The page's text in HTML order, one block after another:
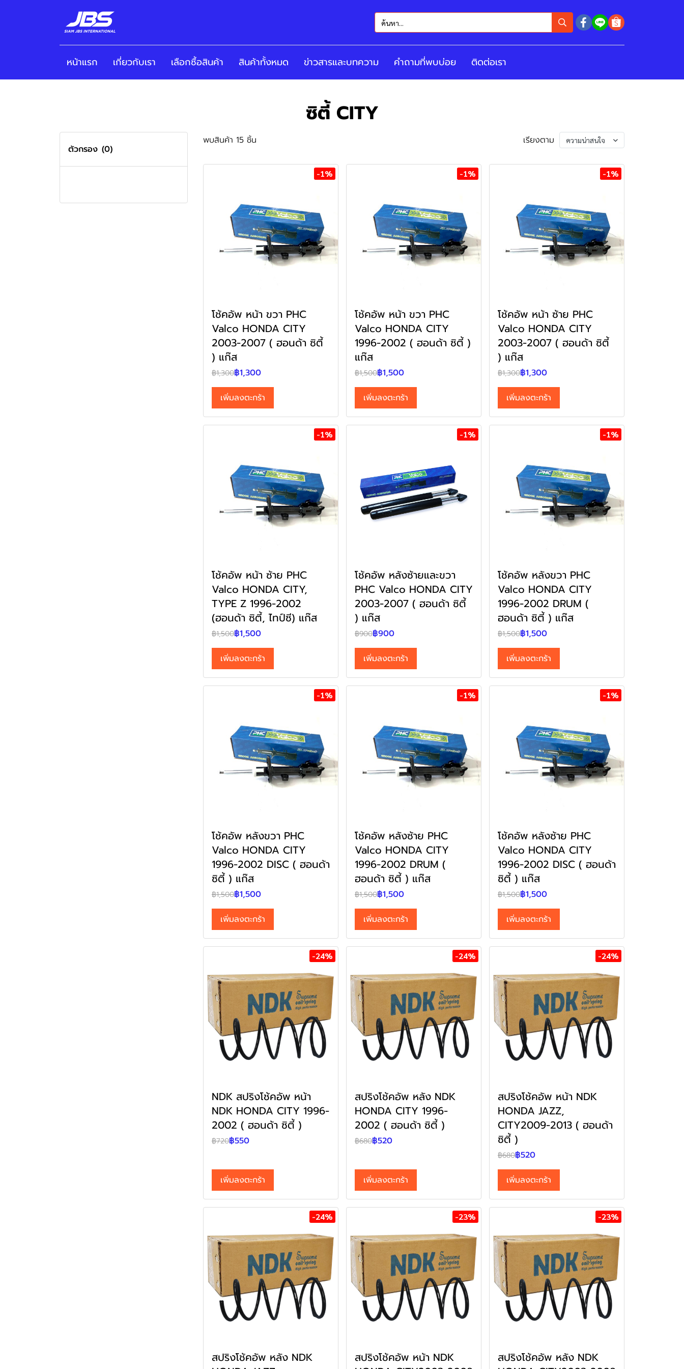
หน้าแรก เกี่ยวกับเรา เลือกซื้อสินค้า สินค้าทั้งหมด ข่าวสารและบทความ คำถามที่พบบ่อย ติดต่อเรา
ซิตี้ CITY
ตัวกรอง (0)
พบสินค้า 15 ชิ้น เรียงตาม ความน่าสนใจ
-1%
โช้คอัพ หน้า ขวา PHC
Valco HONDA CITY
2003-2007 ( ฮอนด้า ซิตี้
) แก๊ส
฿1,300฿1,300
เพิ่มลงตะกร้า
-1%
โช้คอัพ หน้า ขวา PHC
Valco HONDA CITY
1996-2002 ( ฮอนด้า ซิตี้ )
แก๊ส
฿1,500฿1,500
เพิ่มลงตะกร้า
-1%
โช้คอัพ หน้า ซ้าย PHC
Valco HONDA CITY
2003-2007 ( ฮอนด้า ซิตี้
) แก๊ส
฿1,300฿1,300
เพิ่มลงตะกร้า
-1%
โช้คอัพ หน้า ซ้าย PHC
Valco HONDA CITY,
TYPE Z 1996-2002
(ฮอนด้า ซิตี้, ไทป์ซี) แก๊ส
฿1,500฿1,500
เพิ่มลงตะกร้า
-1%
โช้คอัพ หลังซ้ายและขวา
PHC Valco HONDA CITY
2003-2007 ( ฮอนด้า ซิตี้
) แก๊ส
฿900฿900
เพิ่มลงตะกร้า
-1%
โช้คอัพ หลังขวา PHC
Valco HONDA CITY
1996-2002 DRUM (
ฮอนด้า ซิตี้ ) แก๊ส
฿1,500฿1,500
เพิ่มลงตะกร้า
-1%
โช้คอัพ หลังขวา PHC
Valco HONDA CITY
1996-2002 DISC ( ฮอนด้า
ซิตี้ ) แก๊ส
฿1,500฿1,500
เพิ่มลงตะกร้า
-1%
โช้คอัพ หลังซ้าย PHC
Valco HONDA CITY
1996-2002 DRUM (
ฮอนด้า ซิตี้ ) แก๊ส
฿1,500฿1,500
เพิ่มลงตะกร้า
-1%
โช้คอัพ หลังซ้าย PHC
Valco HONDA CITY
1996-2002 DISC ( ฮอนด้า
ซิตี้ ) แก๊ส
฿1,500฿1,500
เพิ่มลงตะกร้า
-24%
NDK สปริงโช้คอัพ หน้า
NDK HONDA CITY 1996-
2002 ( ฮอนด้า ซิตี้ )
฿720฿550
เพิ่มลงตะกร้า
-24%
สปริงโช้คอัพ หลัง NDK
HONDA CITY 1996-
2002 ( ฮอนด้า ซิตี้ )
฿680฿520
เพิ่มลงตะกร้า
-24%
สปริงโช้คอัพ หน้า NDK
HONDA JAZZ,
CITY2009-2013 ( ฮอนด้า
ซิตี้ )
฿680฿520
เพิ่มลงตะกร้า
-24%
สปริงโช้คอัพ หลัง NDK
-23%
สปริงโช้คอัพ หน้า NDK
-23%
สปริงโช้คอัพ หลัง NDK